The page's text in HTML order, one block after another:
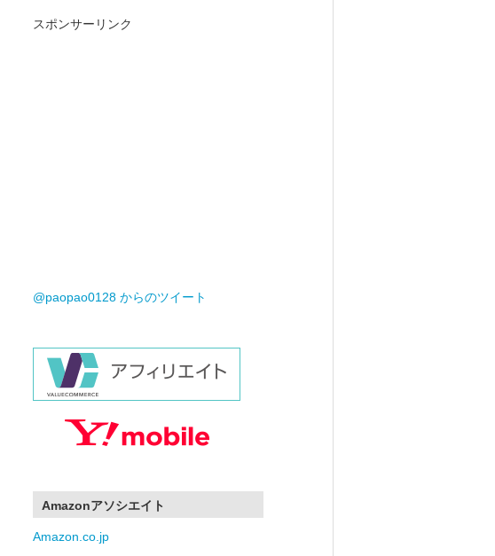
スポンサーリンク
@paopao0128 からのツイート
Amazonアソシエイト
Amazon.co.jp